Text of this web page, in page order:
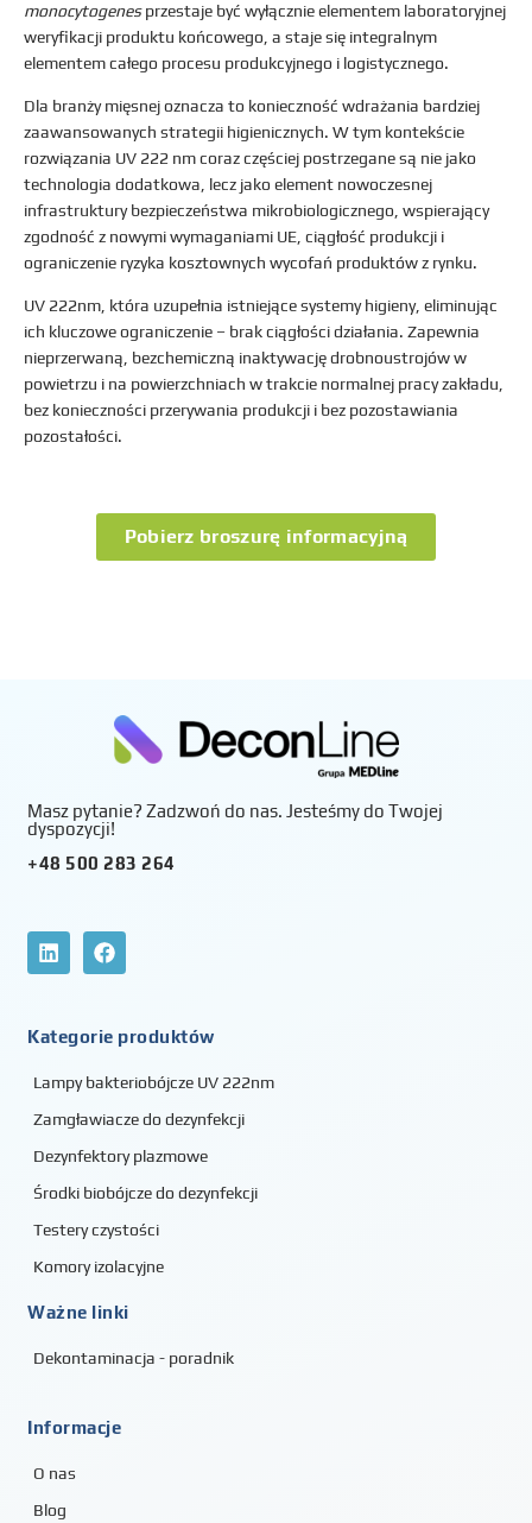
monocytogenesprzestaje być wyłącznie elementem laboratoryjnej
weryfikacji produktu końcowego, a staje się integralnym
elementem całego procesu produkcyjnego i logistycznego.
Dla branży mięsnej oznacza to konieczność wdrażania bardziej
zaawansowanych strategii higienicznych. W tym kontekście
rozwiązania UV 222 nm coraz częściej postrzegane są nie jako
technologia dodatkowa, lecz jako element nowoczesnej
infrastruktury bezpieczeństwa mikrobiologicznego, wspierający
zgodność z nowymi wymaganiami UE, ciągłość produkcji i
ograniczenie ryzyka kosztownych wycofań produktów z rynku.
UV 222nm, która uzupełnia istniejące systemy higieny, eliminując
ich kluczowe ograniczenie – brak ciągłości działania. Zapewnia
nieprzerwaną, bezchemiczną inaktywację drobnoustrojów w
powietrzu i na powierzchniach w trakcie normalnej pracy zakładu,
bez konieczności przerywania produkcji i bez pozostawiania
pozostałości.
Pobierz broszurę informacyjną
Masz pytanie? Zadzwoń do nas. Jesteśmy do Twojej
dyspozycji!
+48 500 283 264
Kategorie produktów
Lampy bakteriobójcze UV 222nm
Zamgławiacze do dezynfekcji
Dezynfektory plazmowe
Środki biobójcze do dezynfekcji
Testery czystości
Komory izolacyjne
Ważne linki
Dekontaminacja - poradnik
Informacje
O nas
Blog